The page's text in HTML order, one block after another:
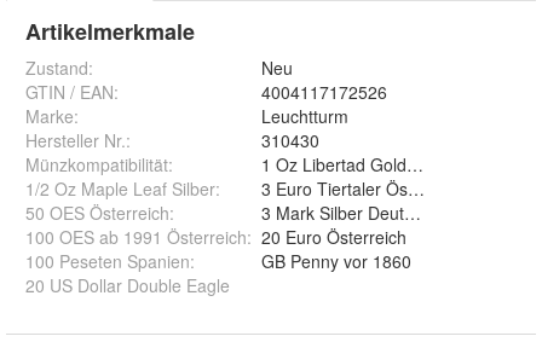
Artikelmerkmale
Zustand:
Neu
GTIN / EAN:
4004117172526
Marke:
Leuchtturm
Hersteller Nr.:
310430
Münzkompatibilität:
1 Oz Libertad Gold 1981-1990
1/2 Oz Maple Leaf Silber:
3 Euro Tiertaler Österreich
50 OES Österreich:
3 Mark Silber Deutsches Reich
100 OES ab 1991 Österreich: 20 Euro Österreich
100 Peseten Spanien:
GB Penny vor 1860
20 US Dollar Double Eagle